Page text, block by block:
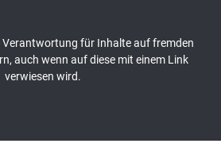
Verantwortung für Inhalte auf fremden
auch wenn auf diese mit einem Link
verwiesen wird.